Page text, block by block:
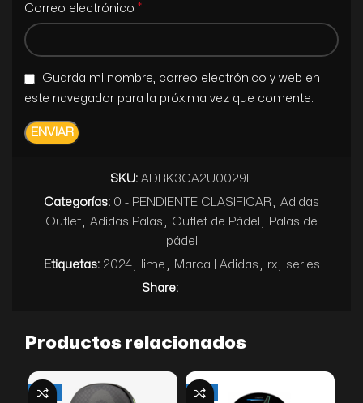
Correo electrónico *
Guarda mi nombre, correo electrónico y web en
este navegador para la próxima vez que comente.
SKU: ADRK3CA2U0029F
Categorías: 0 - PENDIENTE CLASIFICAR
Adidas
Outlet
Adidas Palas Outlet de Pádel
Palas de
pádel
Etiquetas: 2024 lime Marca | Adidas rx
series
Share:
Productos relacionados
-29% -18%